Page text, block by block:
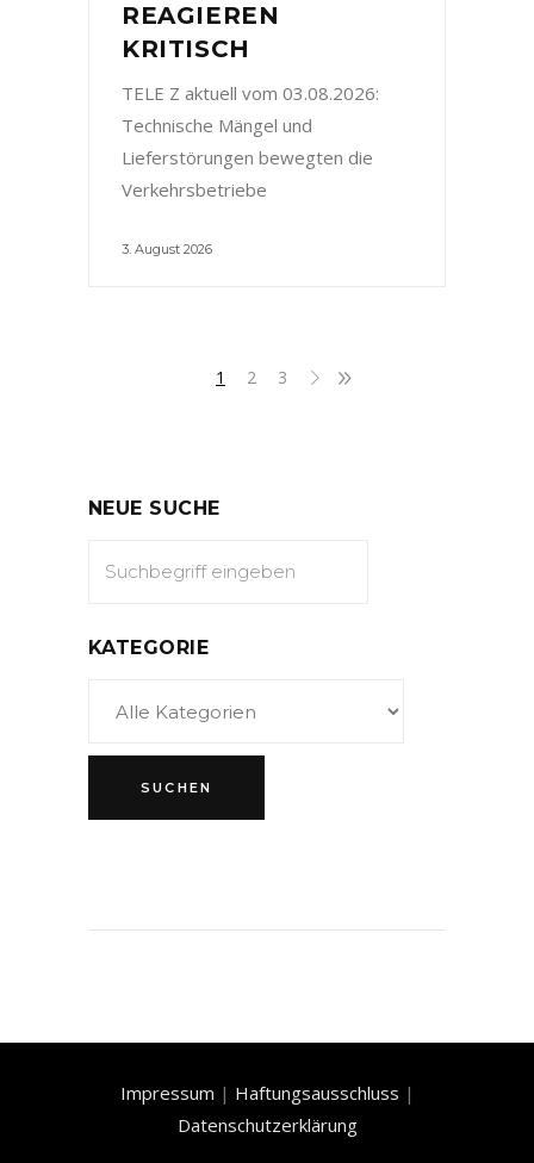
REAGIEREN
KRITISCH
TELE Z aktuell vom 03.08.2026:
Technische Mängel und
Lieferstörungen bewegten die
Verkehrsbetriebe
3. August 2026
1 2 3
NEUE SUCHE
KATEGORIE
Impressum | Haftungsausschluss |
Datenschutzerklärung